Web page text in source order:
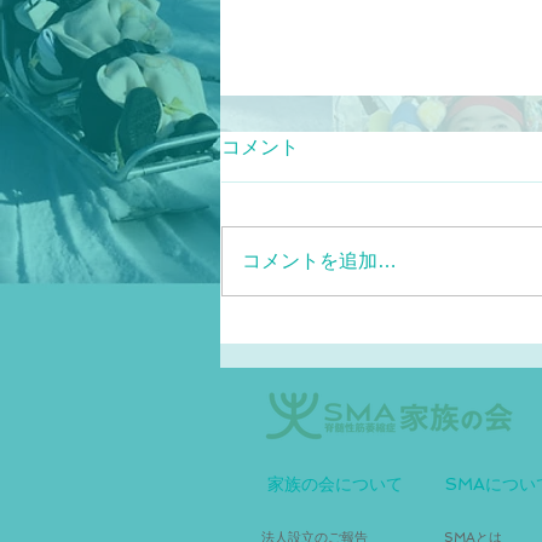
内
コメント
コメントを追加…
家族の会について
法人設立のご報告
SMAについ
SMAとは